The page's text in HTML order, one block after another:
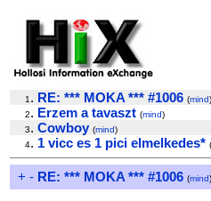
1 . RE: *** MOKA *** #1006 (mind)
2. Erzem a tavaszt (mind)
3. Cowboy (mind)
4. 1 vicc es 1 pici elmelkedes* (
+ - RE: *** MOKA *** #1006 (mind)